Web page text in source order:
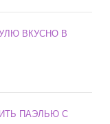
ВКУСНО В
ПАЭЛЬЮ С